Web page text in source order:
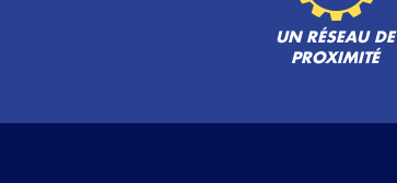
UN RÉSEAU DE
PROXIMITÉ